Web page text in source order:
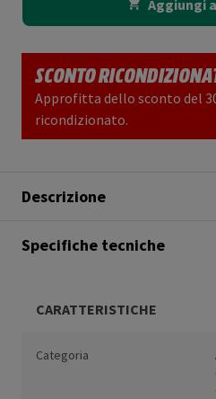
Aggiungi
SCONTO
Approfitta dello sconto del
ricondizionato.
Descrizione
Specifiche tecniche
CARATTERISTICHE
Categoria